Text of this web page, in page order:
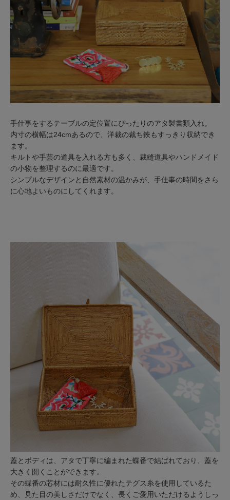
手仕事をするテーブルの定位置にぴったりのアタ製書類入れ。
内寸の横幅は24cmあるので、洋裁の裁ち鋏もすっきり収納でき
ます。
キルトや手芸の道具を入れる方も多く、裁縫道具やハンドメイド
の小物を整理するのに最適です。
シンプルなデザインと自然素材の温かみが、手仕事の時間をさら
に心地よいものにしてくれます。
蓋とボディは、アタで丁寧に編まれた蝶番で結ばれており、蓋を
大きく開くことができます。
その蝶番の芯材には耐久性に優れたテグス糸を使用しているた
め、見た目の美しさだけでなく、長くご愛用いただけるようしっ